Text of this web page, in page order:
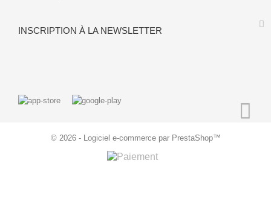
INSCRIPTION À LA NEWSLETTER
© 2026 - Logiciel e-commerce par PrestaShop™